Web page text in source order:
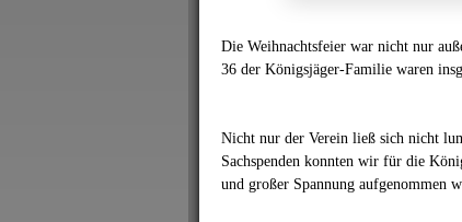
Die Weihnachtsfeier war nicht nur
36 der Königsjäger-Familie waren
Nicht nur der Verein ließ sich nicht
Sachspenden konnten wir für die
und großer Spannung aufgenommen